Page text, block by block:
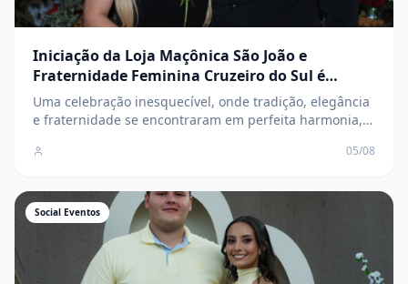
Iniciação da Loja Maçônica São João e
Fraternidade Feminina Cruzeiro do Sul é
marcada por elegância, tradição e
confraternização
Uma celebração inesquecível, onde tradição, elegância
e fraternidade se encontraram em perfeita harmonia,
caminhada para os novos membros
05/08
Social Eventos